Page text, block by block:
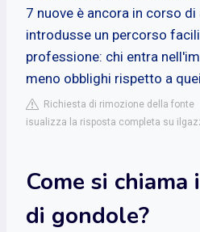
7 nuove è ancora in corso
introdusse un percorso
professione: chi entra
meno obblighi rispetto a
Richiesta di rimozione della fonte
isualizza la risposta completa su
Come si
di gondole?